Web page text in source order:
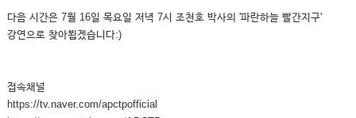
다음 시간은 7월 16일 목요일 저녁 7시 조천호 박사의 '파란하늘 빨간지구'
강연으로 찾아뵙겠습니다:)
접속채널
https://tv.naver.com/apctpofficial